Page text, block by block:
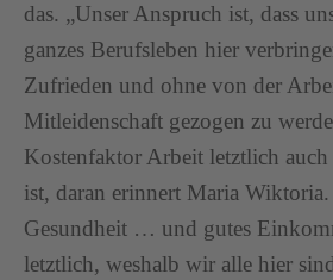
das. „Unser Anspruch ist, dass
ganzes Berufsleben hier
Zufrieden und ohne von der
Mitleidenschaft gezogen zu
Kostenfaktor Arbeit letztlich
ist, daran erinnert Maria Wiktoria.
Gesundheit … und gutes
letztlich, weshalb wir alle hier